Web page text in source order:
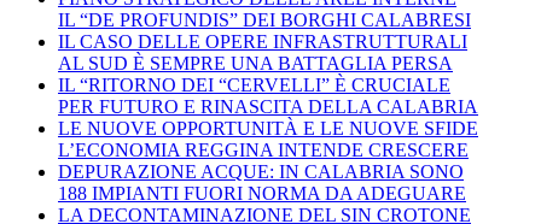
IL “DE PROFUNDIS” DEI BORGHI CALABRESI
IL CASO DELLE OPERE INFRASTRUTTURALI
AL SUD È SEMPRE UNA BATTAGLIA PERSA
IL “RITORNO DEI “CERVELLI” È CRUCIALE
PER FUTURO E RINASCITA DELLA CALABRIA
LE NUOVE OPPORTUNITÀ E LE NUOVE SFIDE
L’ECONOMIA REGGINA INTENDE CRESCERE
DEPURAZIONE ACQUE: IN CALABRIA SONO
188 IMPIANTI FUORI NORMA DA ADEGUARE
LA DECONTAMINAZIONE DEL SIN CROTONE